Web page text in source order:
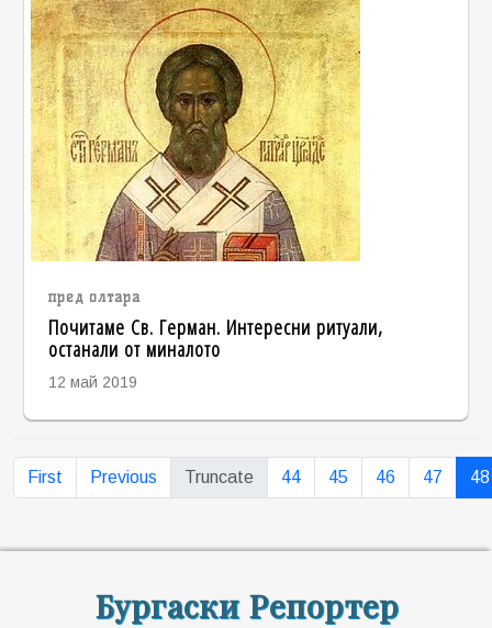
пред олтара
Почитаме Св. Герман. Интересни ритуали,
останали от миналото
12 май 2019
First Previous Truncate 44 45 46 47 48
Бургаски Репортер